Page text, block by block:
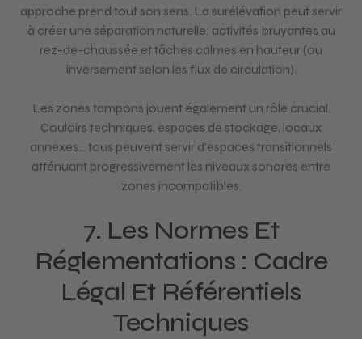
approche prend tout son sens. La surélévation peut servir
à créer une séparation naturelle: activités bruyantes au
rez-de-chaussée et tâches calmes en hauteur (ou
inversement selon les flux de circulation).
Les zones tampons jouent également un rôle crucial.
Couloirs techniques, espaces de stockage, locaux
annexes… tous peuvent servir d’espaces transitionnels
atténuant progressivement les niveaux sonores entre
zones incompatibles.
7. Les Normes Et
Réglementations : Cadre
Légal Et Référentiels
Techniques